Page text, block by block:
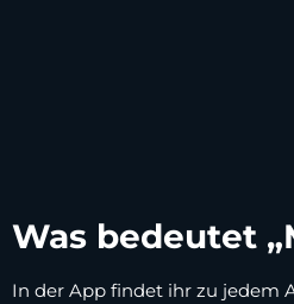
Was bedeutet
In der App findet ihr zu jedem